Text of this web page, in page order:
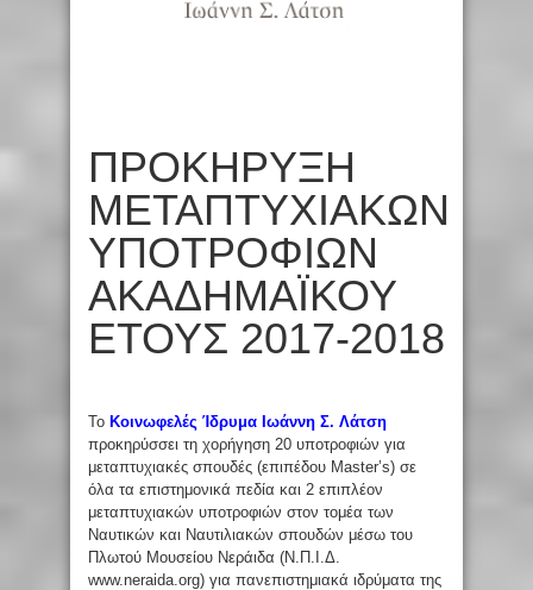
ΠΡΟΚΗΡΥΞΗ
ΜΕΤΑΠΤΥΧΙΑΚΩΝ
ΥΠΟΤΡΟΦΙΩΝ
ΑΚΑΔΗΜΑΪΚΟΥ
ΕΤΟΥΣ 2017-2018
Το Κοινωφελές Ίδρυμα Ιωάννη Σ. Λάτση
προκηρύσσει τη χορήγηση 20 υποτροφιών για
μεταπτυχιακές σπουδές (επιπέδου Master’s) σε
όλα τα επιστημονικά πεδία και 2 επιπλέον
μεταπτυχιακών υποτροφιών στον τομέα των
Ναυτικών και Ναυτιλιακών σπουδών μέσω του
Πλωτού Μουσείου Νεράιδα (Ν.Π.Ι.Δ.
www.neraida.org) για πανεπιστημιακά ιδρύματα της